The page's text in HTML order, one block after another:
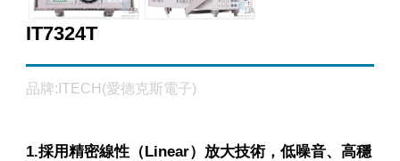
IT7324T
品牌:ITECH(愛德克斯電子)
1.採用精密線性（Linear）放大技術，低噪音、高穩